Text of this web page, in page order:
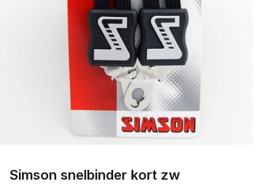
Simson snelbinder kort zw